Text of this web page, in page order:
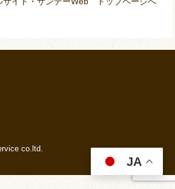
co.ltd.
JA